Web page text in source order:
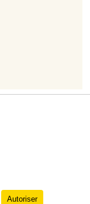
Autoriser